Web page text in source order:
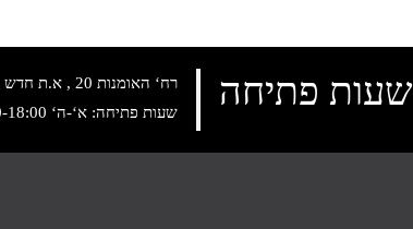
רח‘ האומנות 20 , א.ת חדש נתניה, טלפון:
שעות פתיחה: א‘-ה‘ 10:00-18:00 , שישי: 9:00-14:00
שעות פתיחה